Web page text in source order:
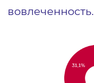
вовлеченность.